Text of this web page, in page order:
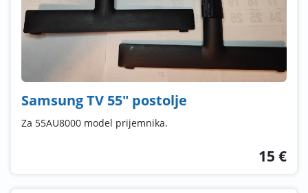
Samsung TV 55" postolje
Za 55AU8000 model prijemnika.
15 €